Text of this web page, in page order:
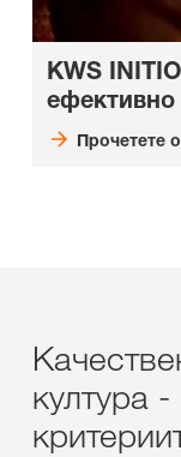
KWS
ефективно
Прочетете
култура